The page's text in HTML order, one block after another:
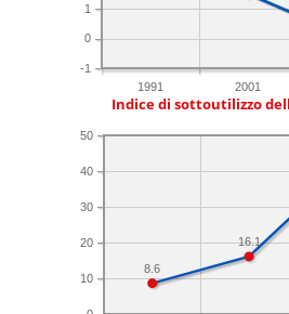
1991 2001
-1
0
1
Indice di sottoutilizzo
10
20
30
40
50
16.1
8.6